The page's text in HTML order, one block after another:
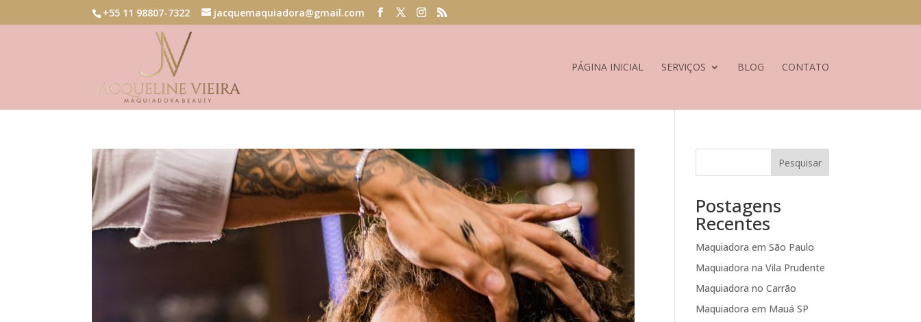
+55 11 98807-7322 jacquemaquiadora@gmail.com
PÁGINA INICIAL SERVIÇOS BLOG CONTATO
Pesquisar
Postagens
Recentes
Maquiadora em São Paulo
Maquiadora na Vila Prudente
Maquiadora no Carrão
Maquiadora em Mauá SP